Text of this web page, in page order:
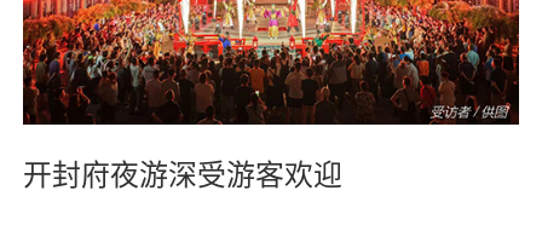
开封府夜游深受游客欢迎